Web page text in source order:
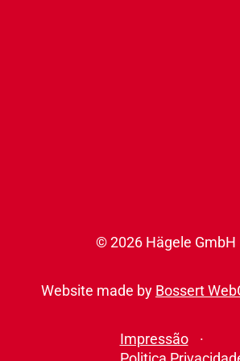
© 2026 Hägele GmbH
Website made by Bossert
Impressão